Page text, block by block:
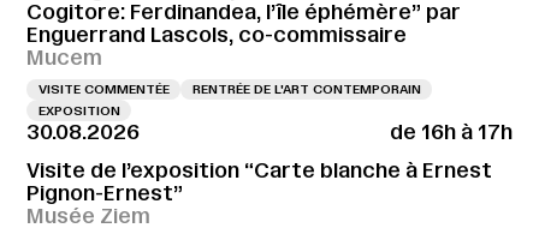
Cogitore: Ferdinandea, l’île éphémère” par
Enguerrand Lascols, co-commissaire
Mucem
VISITE COMMENTÉE
RENTRÉE DE L'ART CONTEMPORAIN
EXPOSITION
30.08.2026
de 16h à 17h
Visite de l’exposition “Carte blanche à Ernest
Pignon-Ernest”
Musée Ziem